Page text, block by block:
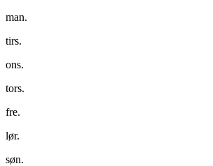
man.
tirs.
ons.
tors.
fre.
lør.
søn.